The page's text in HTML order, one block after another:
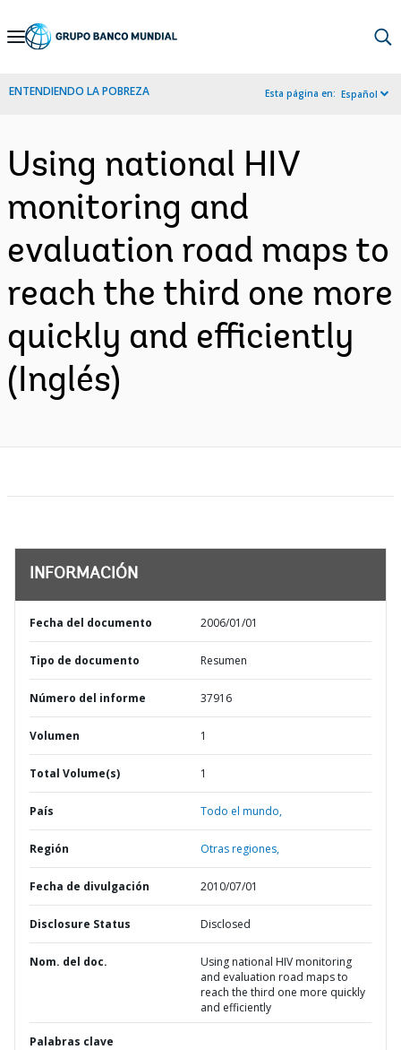
Skip
Navigation
ENTENDIENDO LA POBREZA Esta página en: Español
Using national HIV
monitoring and
evaluation road maps to
reach the third one more
quickly and efficiently
(Inglés)
INFORMACIÓN
Fecha del documento 2006/01/01
Tipo de documento Resumen
Número del informe 37916
Volumen 1
Total Volume(s) 1
País Todo el mundo,
Región Otras regiones,
Fecha de divulgación 2010/07/01
Disclosure Status Disclosed
Nom. del doc.
Using national HIV monitoring
and evaluation road maps to
reach the third one more quickly
and efficiently
Palabras clave